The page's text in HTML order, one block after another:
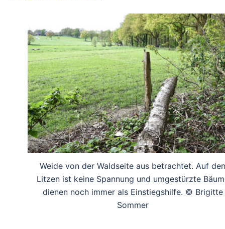
Weide von der Waldseite aus betrachtet. Auf den
Litzen ist keine Spannung und umgestürzte
dienen noch immer als Einstiegshilfe. © Brigitte
Sommer